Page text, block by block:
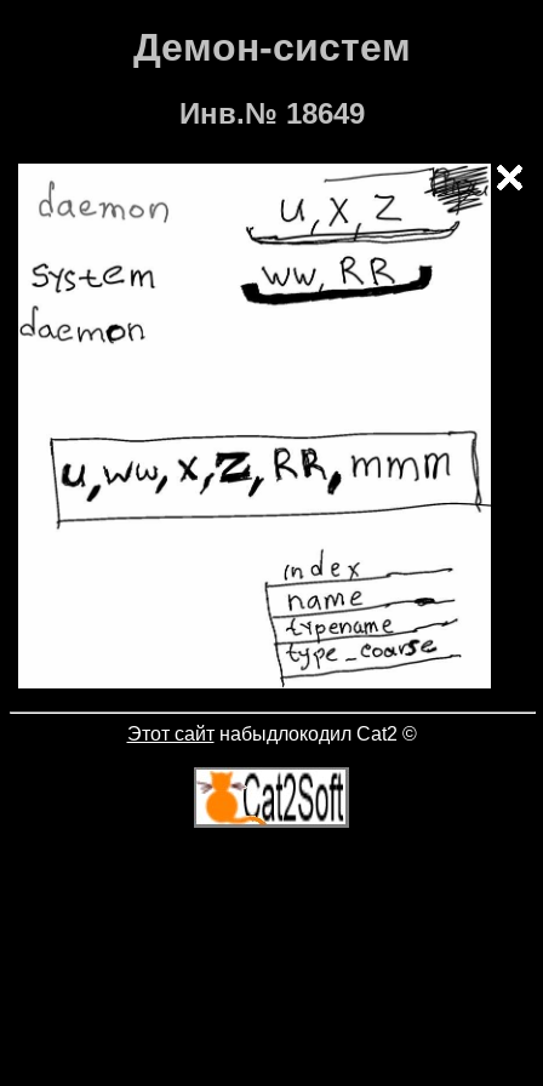
Демон-систем
Инв.№ 18649
Этот сайтнабыдлокодил Cat2 ©